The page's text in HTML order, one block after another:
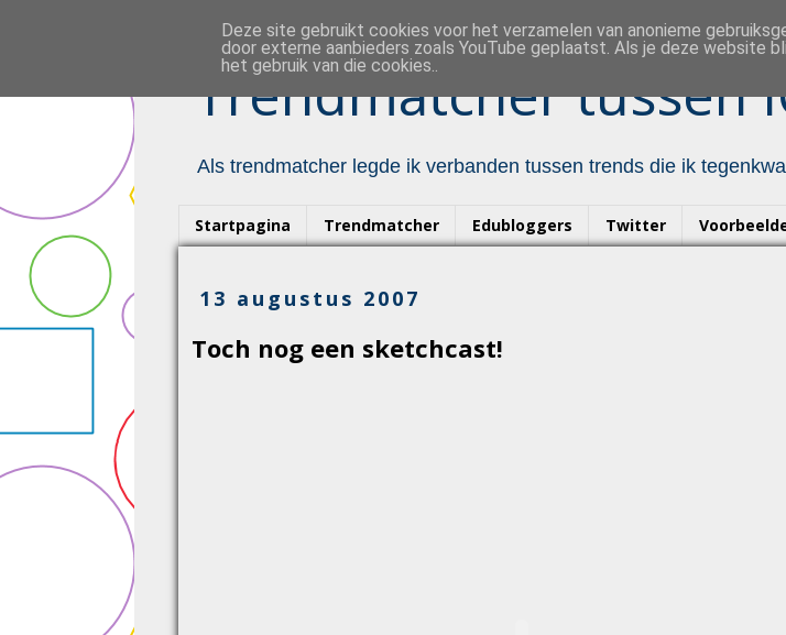
Trendmatcher tussen
Als trendmatcher legde ik verbanden tussen trends die ik
Startpagina Trendmatcher Edubloggers Twitter
13 augustus 2007
Toch nog een sketchcast!
Deze site gebruikt cookies voor het verzamelen van anonieme
door externe aanbieders zoals YouTube geplaatst. Als je deze website
het gebruik van die cookies..